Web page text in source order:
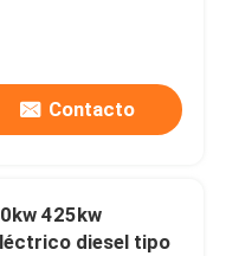
Contacto
425kw
diesel tipo